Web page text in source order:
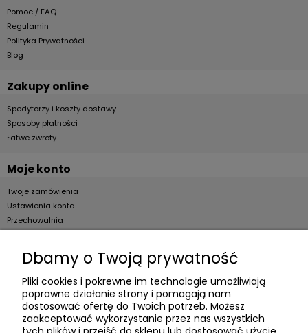
Pomoc / FAQ
Regulamin
Polityka Prywatności
Blog
Zakupy online
Spedytorzy i koszty dostawy
Sposoby płatności
Łatwe zwroty
Moje konto
Twoje zamówienia
Ustawienia konta
Przechowalnia
Dla firm
O firmie
Informacje o firmie
Dbamy o Twoją prywatność
Pliki cookies i pokrewne im technologie umożliwiają
poprawne działanie strony i pomagają nam
dostosować ofertę do Twoich potrzeb. Możesz
zaakceptować wykorzystanie przez nas wszystkich